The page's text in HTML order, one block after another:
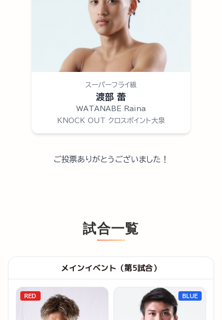
スーパーフライ級
渡部 蕾
WATANABE Raina
KNOCK OUT クロスポイント大泉
ご投票ありがとうございました！
試合一覧
メインイベント（第5試合）
RED BLUE